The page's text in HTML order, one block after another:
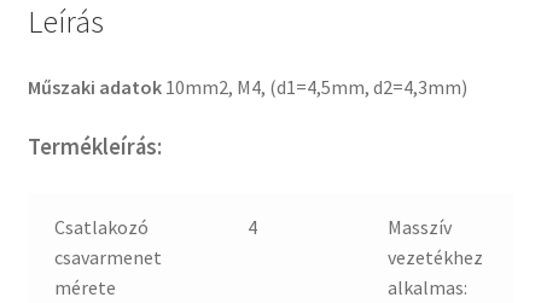
Leírás
Műszaki adatok 10mm2, M4, (d1=4,5mm, d2=4,3mm)
Termékleírás:
Csatlakozó
csavarmenet
mérete
4
Masszív
vezetékhez
alkalmas: